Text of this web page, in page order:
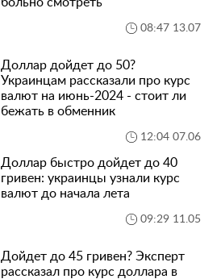
08:47 13.07
Доллар дойдет до 50?
Украинцам рассказали про курс
валют на июнь-2024 - стоит ли
бежать в обменник
12:04 07.06
Доллар быстро дойдет до 40
гривен: украинцы узнали курс
валют до начала лета
09:29 11.05
Дойдет до 45 гривен? Эксперт
рассказал про курс доллара в